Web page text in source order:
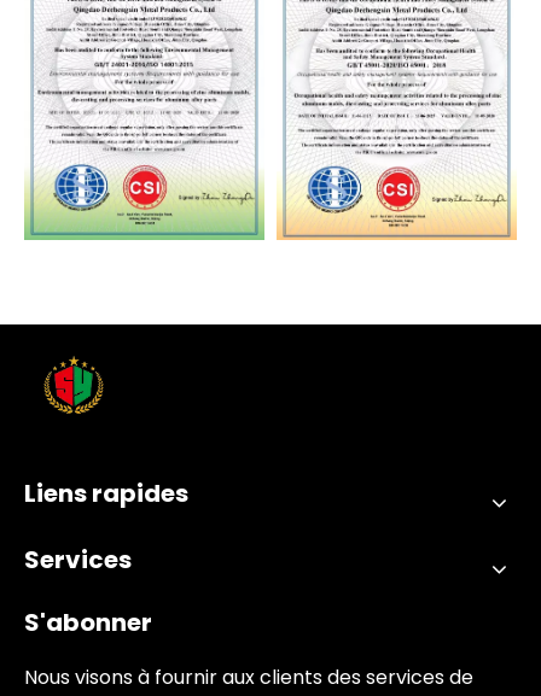
Certificat de
brevet pour la
technologie
Moulage sous
pression
Certificat de
brevet pour la
technologie
Moulage sous
pression
Liens rapides
Services
S'abonner
Nous visons à fournir aux clients des services de